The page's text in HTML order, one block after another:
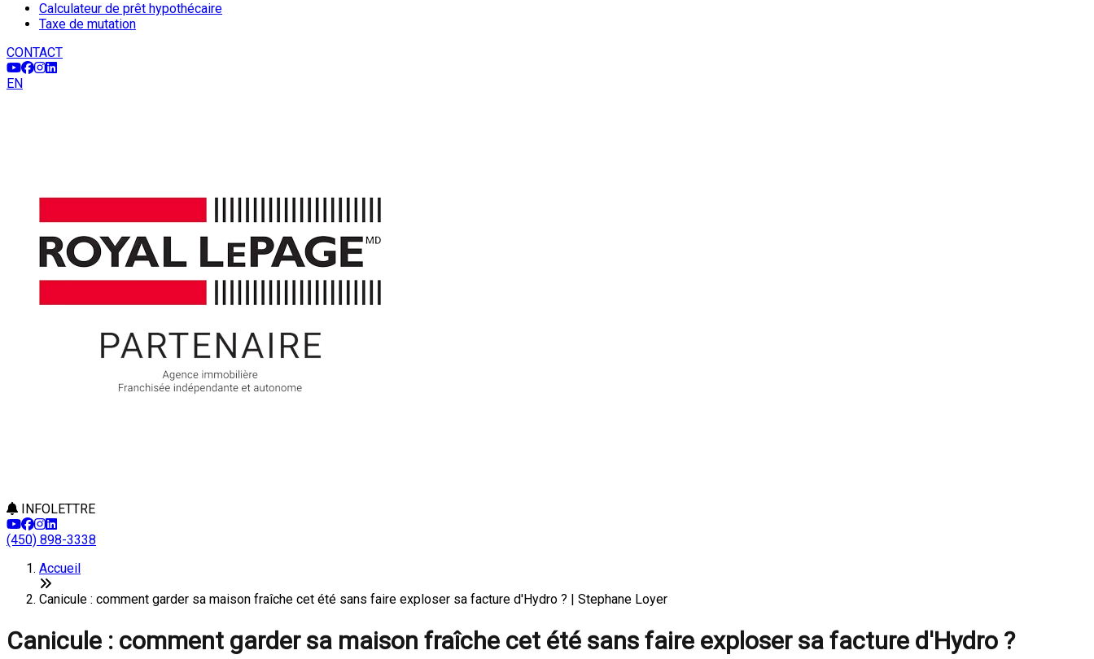
Calculateur de prêt hypothécaire
Taxe de mutation
CONTACT
EN
INFOLETTRE
(450) 898-3338
Accueil
Canicule : comment garder sa maison fraîche cet été sans faire exploser sa facture d'Hydro ? | Stephane Loyer
Canicule : comment garder sa maison fraîche cet été sans faire exploser sa facture d'Hydro ?